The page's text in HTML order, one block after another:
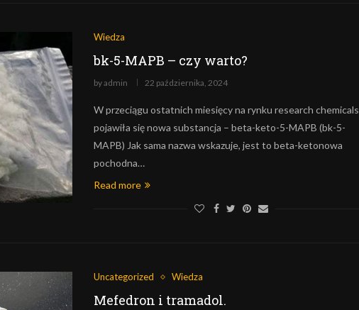
Wiedza
bk-5-MAPB – czy warto?
byadmin 22 października, 2024
W przeciągu ostatnich miesięcy na rynku research chemicals
pojawiła się nowa substancja – beta-keto-5-MAPB (bk-5-
MAPB) Jak sama nazwa wskazuje, jest to beta-ketonowa
pochodna…
Read more
Uncategorized Wiedza
Mefedron i tramadol.